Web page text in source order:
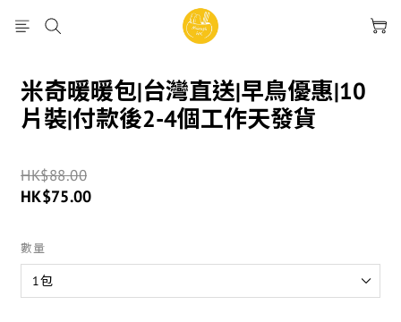
米奇暖暖包|台灣直送|早鳥優惠|10
片裝|付款後2-4個工作天發貨
HK$88.00
HK$75.00
數量